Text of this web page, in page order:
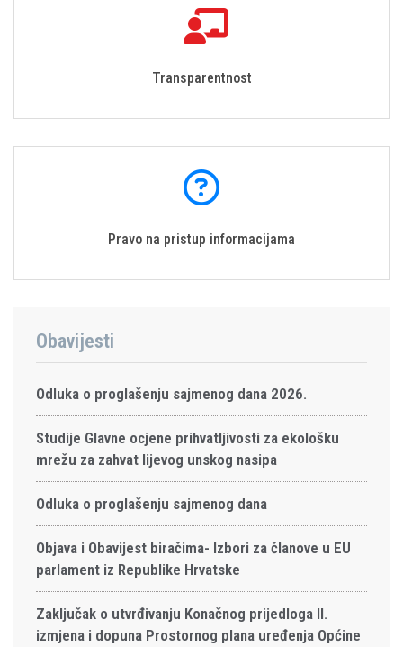
Transparentnost
Pravo na pristup informacijama
Obavijesti
Odluka o proglašenju sajmenog dana 2026.
Studije Glavne ocjene prihvatljivosti za ekološku
mrežu za zahvat lijevog unskog nasipa
Odluka o proglašenju sajmenog dana
Objava i Obavijest biračima- Izbori za članove u EU
parlament iz Republike Hrvatske
Zaključak o utvrđivanju Konačnog prijedloga II.
izmjena i dopuna Prostornog plana uređenja Općine